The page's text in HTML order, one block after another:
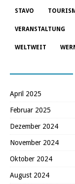
STAVO
VERANSTALTUNG
WELTWEIT
April 2025
Februar 2025
Dezember 2024
November 2024
Oktober 2024
August 2024